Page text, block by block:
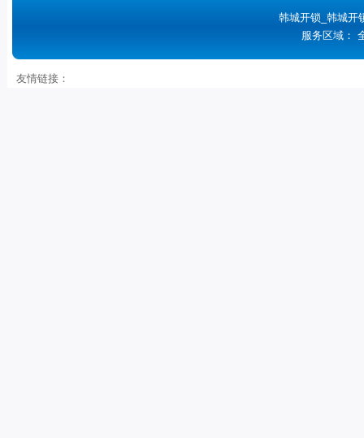
韩城开锁_韩城开
服务区域：
友情链接：